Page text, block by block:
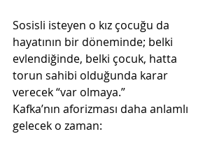
Sosisli isteyen o kız çocuğu da
hayatının bir döneminde; belki
evlendiğinde, belki çocuk, hatta
torun sahibi olduğunda karar
verecek “var olmaya.”
Kafka’nın aforizması daha anlamlı
gelecek o zaman: